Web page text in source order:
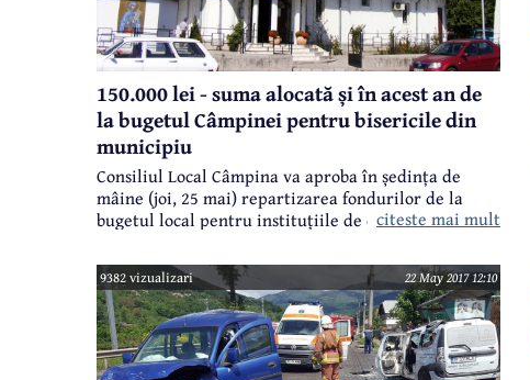
150.000 lei - suma alocată și în acest an de
la bugetul Câmpinei pentru bisericile din
municipiu
Consiliul Local Câmpina va aproba în ședința de
mâine (joi, 25 mai) repartizarea fondurilor de la
bugetul local pentru instituțiile de cult din
această dată suma totală se ridică la 150.000 lei, bani
destinați lucrărilor de construcții și reparații de la
biserici.
citeste mai mult
9382 vizualizari 22 May 2017 12:10